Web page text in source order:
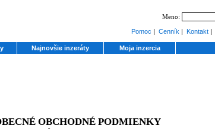
Meno:
Pomoc | Cenník | Kontakt |
Najnovšie inzeráty Moja inzercia
OBCHODNÉ PODMIENKY